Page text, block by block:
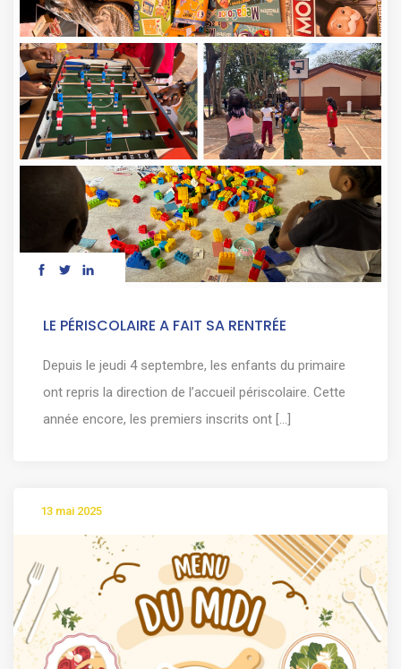
LE PÉRISCOLAIRE A FAIT SA RENTRÉE
Depuis le jeudi 4 septembre, les enfants du primaire
ont repris la direction de l’accueil périscolaire. Cette
année encore, les premiers inscrits ont [...]
13 mai 2025